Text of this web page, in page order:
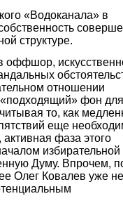
«Водоканала» в
структуре.
оффшор,
отношении
фон для
то, как
еще
фаза этого
избирательной
Думу. Впрочем,
Олег Ковалев уже не